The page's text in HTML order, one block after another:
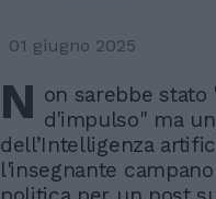
01 giugno 2025
N on sarebbe
d'impulso" ma
dell’Intelligenza
l'insegnante